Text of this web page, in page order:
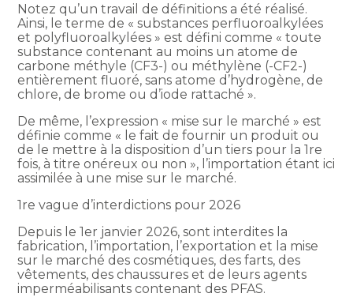
Notez qu’un travail de définitions a été réalisé.
Ainsi, le terme de « substances perfluoroalkylées
et polyfluoroalkylées » est défini comme « toute
substance contenant au moins un atome de
carbone méthyle (CF3-) ou méthylène (-CF2-)
entièrement fluoré, sans atome d’hydrogène, de
chlore, de brome ou d’iode rattaché ».
De même, l’expression « mise sur le marché » est
définie comme « le fait de fournir un produit ou
de le mettre à la disposition d’un tiers pour la 1re
fois, à titre onéreux ou non », l’importation étant ici
assimilée à une mise sur le marché.
1re vague d’interdictions pour 2026
Depuis le 1er janvier 2026, sont interdites la
fabrication, l’importation, l’exportation et la mise
sur le marché des cosmétiques, des farts, des
vêtements, des chaussures et de leurs agents
imperméabilisants contenant des PFAS.